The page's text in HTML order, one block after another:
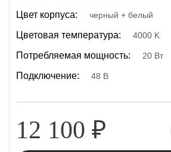
Цвет корпуса: черный + белый
Цветовая температура: 4000 K
Потребляемая мощность: 20 Вт
Подключение: 48 В
12 100 ₽